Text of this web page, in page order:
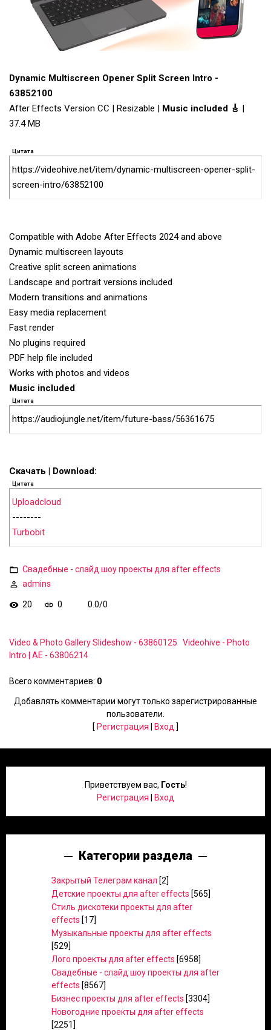
Dynamic Multiscreen Opener Split Screen Intro -
63852100
After Effects Version CC | Resizable | Music included 🎸 |
37.4 MB
Цитата
https://videohive.net/item/dynamic-multiscreen-opener-split-
screen-intro/63852100
Compatible with Adobe After Effects 2024 and above
Dynamic multiscreen layouts
Creative split screen animations
Landscape and portrait versions included
Modern transitions and animations
Easy media replacement
Fast render
No plugins required
PDF help file included
Works with photos and videos
Music included
Цитата
https://audiojungle.net/item/future-bass/56361675
Скачать | Download:
Цитата
Uploadcloud
--------
Turbobit
Свадебные - слайд шоу проекты для after effects
admins
20 0 0.0/0
Video & Photo Gallery Slideshow - 63860125
Videohive - Photo
Intro | AE - 63806214
Всего комментариев: 0
Добавлять комментарии могут только зарегистрированные
пользователи.
[ Регистрация Вход ]
Приветствуем вас, Гость!
Регистрация
Вход
Категории раздела
Закрытый Телеграм канал [2]
Детские проекты для after effects [565]
Стиль дискотеки проекты для after
effects [17]
Музыкальные проекты для after effects
[529]
Лого проекты для after effects [6958]
Свадебные - слайд шоу проекты для after
effects [8567]
Бизнес проекты для after effects [3304]
Новогодние проекты для after effects
[2251]